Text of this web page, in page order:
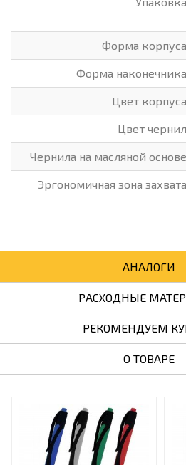
Форма корпуса
Форма наконечника
Цвет корпуса
Цвет чернил
Чернила на масляной основе
Эргономичная зона захвата
АНАЛОГИ
РАСХОДНЫЕ
РЕКОМЕНДУЕМ
О ТОВАРЕ